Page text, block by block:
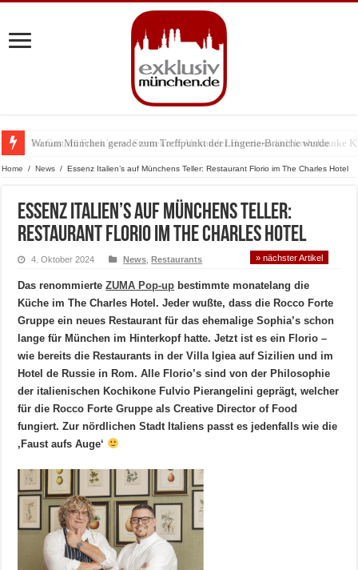
Warum München gerade zum Treffpunkt der Lingerie-Branche wurde
Home / News / Essenz Italien’s auf Münchens Teller: Restaurant Florio im The Charles Hotel
Essenz Italien’s auf Münchens Teller:
Restaurant Florio im The Charles Hotel
4. Oktober 2024 News ,Restaurants » nächster Artikel
Das renommierteZUMA Pop-up bestimmte monatelang die
Küche im The Charles Hotel. Jeder wußte, dass die Rocco Forte
Gruppe ein neues Restaurant für das ehemalige Sophia’s schon
lange für München im Hinterkopf hatte. Jetzt ist es ein Florio –
wie bereits die Restaurants in der Villa Igiea auf Sizilien und im
Hotel de Russie in Rom. Alle Florio’s sind von der Philosophie
der italienischen Kochikone Fulvio Pierangelini geprägt, welcher
für die Rocco Forte Gruppe als Creative Director of Food
fungiert. Zur nördlichen Stadt Italiens passt es jedenfalls wie die
‚Faust aufs Auge‘